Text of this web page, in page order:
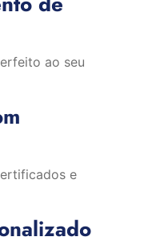
ao seu
e